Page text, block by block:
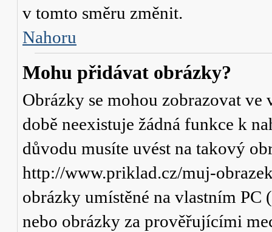
v tomto směru změnit.
Nahoru
Mohu přidávat obrázky?
Obrázky se mohou zobrazovat
době neexistuje žádná funkce k
důvodu musíte uvést na takový
http://www.priklad.cz/muj-
obrázky umístěné na vlastním PC
nebo obrázky za prověřujícími